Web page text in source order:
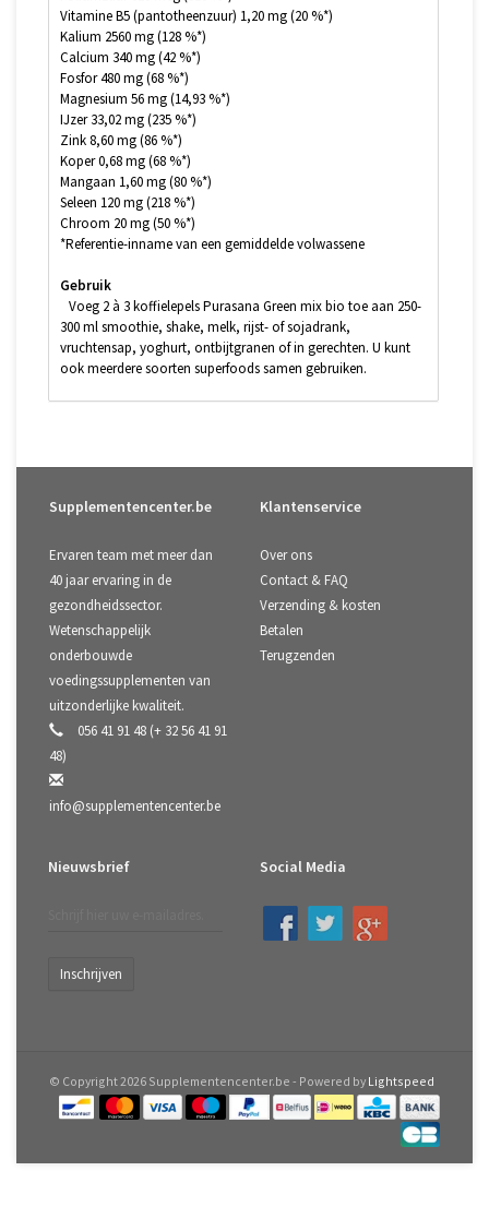
Vitamine B5 (pantotheenzuur) 1,20 mg (20 %*)
Kalium 2560 mg (128 %*)
Calcium 340 mg (42 %*)
Fosfor 480 mg (68 %*)
Magnesium 56 mg (14,93 %*)
IJzer 33,02 mg (235 %*)
Zink 8,60 mg (86 %*)
Koper 0,68 mg (68 %*)
Mangaan 1,60 mg (80 %*)
Seleen 120 mg (218 %*)
Chroom 20 mg (50 %*)
*Referentie-inname van een gemiddelde volwassene
Gebruik
Voeg 2 à 3 koffielepels Purasana Green mix bio toe aan 250-
300 ml smoothie, shake, melk, rijst- of sojadrank,
vruchtensap, yoghurt, ontbijtgranen of in gerechten. U kunt
ook meerdere soorten superfoods samen gebruiken.
Supplementencenter.be
Ervaren team met meer dan
40 jaar ervaring in de
gezondheidssector.
Wetenschappelijk
onderbouwde
voedingssupplementen van
uitzonderlijke kwaliteit.
056 41 91 48 (+ 32 56 41 91
48)
info@supplementencenter.be
Klantenservice
Over ons
Contact & FAQ
Verzending & kosten
Betalen
Terugzenden
Nieuwsbrief
Inschrijven
Social Media
© Copyright 2026 Supplementencenter.be - Powered by Lightspeed